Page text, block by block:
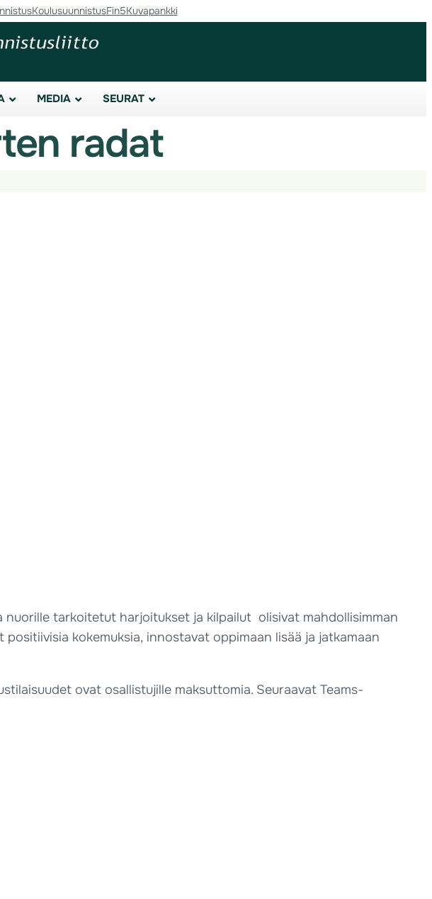
KoulusuunnistusFin5Kuvapankki
MEDIA SEURAT
radat
tarkoitetut harjoitukset ja kilpailut olisivat mahdollisimman
kokemuksia, innostavat oppimaan lisää ja jatkamaan
ovat osallistujille maksuttomia. Seuraavat Teams-